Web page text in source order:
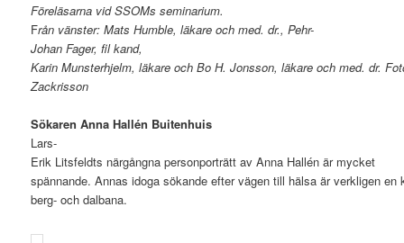
Föreläsarna vid SSOMs seminarium.
Från vänster: Mats Humble, läkare och med. dr., Pehr-
Johan Fager, fil kand,
Karin Munsterhjelm, läkare och Bo H. Jonsson, läkare och med. dr.
Zackrisson
Sökaren Anna Hallén Buitenhuis
Lars-
Erik Litsfeldts närgångna personporträtt av Anna Hallén är mycket
spännande. Annas idoga sökande efter vägen till hälsa är verkligen en
berg- och dalbana.